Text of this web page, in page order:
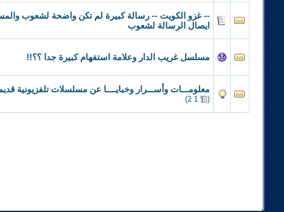
-- غزو الكويت -- رسالة كبيرة لم تكن واضحة لشعوب
ايصال الرسالة لشعوب
مسلسل غريب الدار وعلامة استفهام كبيرة جدا ؟؟!!
معلومـــات وأســـرار وخبايــــا عن مسلسلات تلفزيونية
(
1
2
)